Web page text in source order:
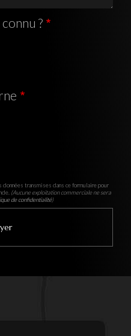
?
transmises dans ce formulaire pour
(Aucune exploitation commerciale ne sera
de confidentialité)